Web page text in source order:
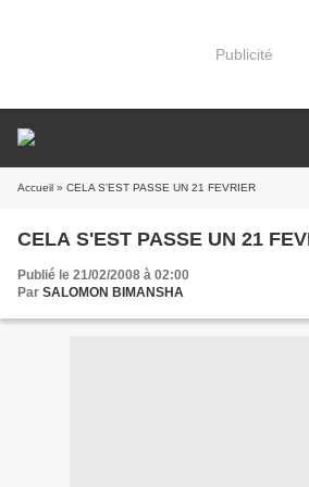
Publicité
Accueil » CELA S'EST PASSE UN 21 FEVRIER
CELA S'EST PASSE UN 21
Publié le 21/02/2008 à 02:00
Par SALOMON BIMANSHA